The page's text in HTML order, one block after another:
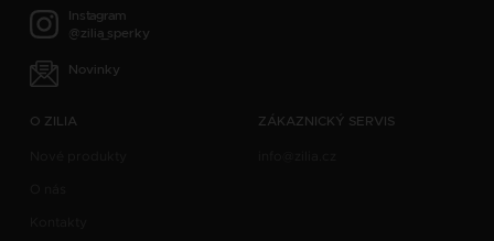
Instagram
@zilia_sperky
Novinky
O ZILIA ZÁKAZNICKÝ SERVIS